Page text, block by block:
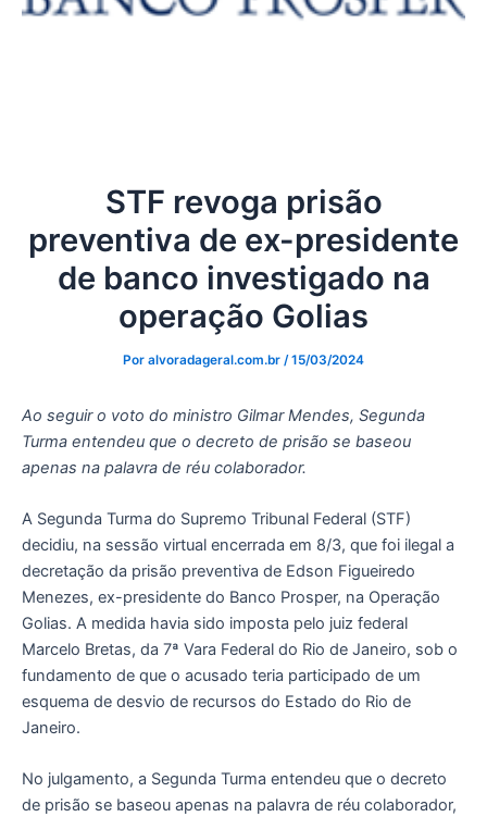
STF revoga prisão
preventiva de ex-presidente
de banco investigado na
operação Golias
Por alvoradageral.com.br /15/03/2024
Ao seguir o voto do ministro Gilmar Mendes, Segunda
Turma entendeu que o decreto de prisão se baseou
apenas na palavra de réu colaborador.
A Segunda Turma do Supremo Tribunal Federal (STF)
decidiu, na sessão virtual encerrada em 8/3, que foi ilegal a
decretação da prisão preventiva de Edson Figueiredo
Menezes, ex-presidente do Banco Prosper, na Operação
Golias. A medida havia sido imposta pelo juiz federal
Marcelo Bretas, da 7ª Vara Federal do Rio de Janeiro, sob o
fundamento de que o acusado teria participado de um
esquema de desvio de recursos do Estado do Rio de
Janeiro.
No julgamento, a Segunda Turma entendeu que o decreto
de prisão se baseou apenas na palavra de réu colaborador,